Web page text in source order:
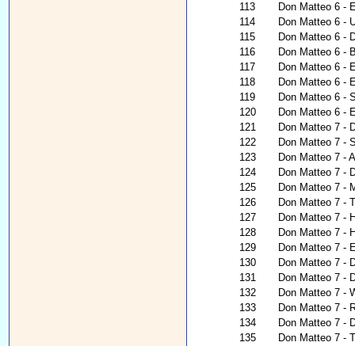
113
Don Matteo 6 -
114
Don Matteo 6 -
115
Don Matteo 6 -
116
Don Matteo 6 -
117
Don Matteo 6 -
118
Don Matteo 6 -
119
Don Matteo 6 -
120
Don Matteo 6 -
121
Don Matteo 7 -
122
Don Matteo 7 -
123
Don Matteo 7 -
124
Don Matteo 7 -
125
Don Matteo 7 -
126
Don Matteo 7 -
127
Don Matteo 7 -
128
Don Matteo 7 -
129
Don Matteo 7 -
130
Don Matteo 7 -
131
Don Matteo 7 -
132
Don Matteo 7 -
133
Don Matteo 7 -
134
Don Matteo 7 -
135
Don Matteo 7 -